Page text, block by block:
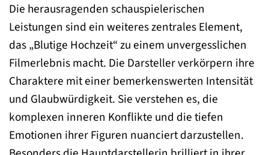
Die herausragenden schauspielerischen
Leistungen sind ein weiteres zentrales Element,
das „Blutige Hochzeit“ zu einem unvergesslichen
Filmerlebnis macht. Die Darsteller verkörpern ihre
Charaktere mit einer bemerkenswerten Intensität
und Glaubwürdigkeit. Sie verstehen es, die
komplexen inneren Konflikte und die tiefen
Emotionen ihrer Figuren nuanciert darzustellen.